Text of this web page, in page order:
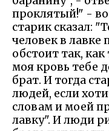
проклятый!" -
старик сказал:
человек в лавке
обстоит так,
моя кровь тебе
брат. И тогда
людей, если
словам и моей
лавку". И люди